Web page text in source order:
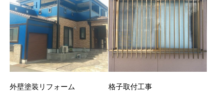
外壁塗装リフォーム 格子取付工事